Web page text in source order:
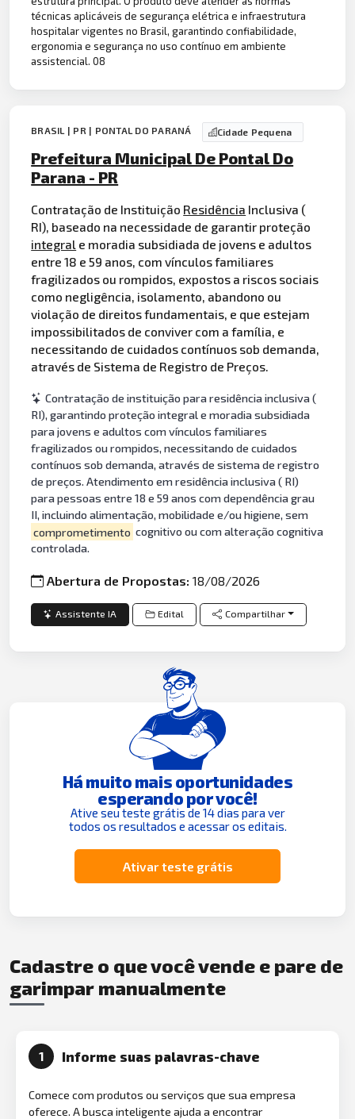
técnicas aplicáveis de segurança elétrica e infraestrutura
hospitalar vigentes no Brasil, garantindo confiabilidade,
ergonomia e segurança no uso contínuo em ambiente
assistencial. 08
BRASIL | PR | PONTAL DO PARANÁ Cidade Pequena
Prefeitura Municipal De Pontal Do
Parana - PR
Contratação de Instituição Residência Inclusiva (
RI), baseado na necessidade de garantir proteção
integral e moradia subsidiada de jovens e adultos
entre 18 e 59 anos, com vínculos familiares
fragilizados ou rompidos, expostos a riscos sociais
como negligência, isolamento, abandono ou
violação de direitos fundamentais, e que estejam
impossibilitados de conviver com a família, e
necessitando de cuidados contínuos sob demanda,
através de Sistema de Registro de Preços.
Contratação de instituição para residência inclusiva (
RI), garantindo proteção integral e moradia subsidiada
para jovens e adultos com vínculos familiares
fragilizados ou rompidos, necessitando de cuidados
contínuos sob demanda, através de sistema de registro
de preços. Atendimento em residência inclusiva ( RI)
para pessoas entre 18 e 59 anos com dependência grau
II, incluindo alimentação, mobilidade e/ou higiene, sem
comprometimento cognitivo ou com alteração cognitiva
controlada.
Abertura de Propostas:18/08/2026
Assistente IA Edital Compartilhar
Há muito mais oportunidades
esperando por você!
Ative seu teste grátis de 14 dias para ver
todos os resultados e acessar os editais.
Ativar teste grátis
Cadastre o que você vende e pare de
garimpar manualmente
1 Informe suas palavras-chave
Comece com produtos ou serviços que sua empresa
oferece. A busca inteligente ajuda a encontrar